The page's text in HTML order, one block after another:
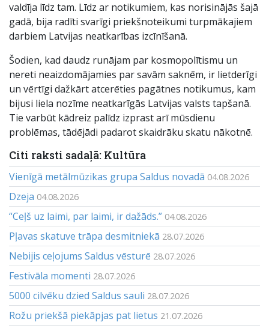
valdīja līdz tam. Līdz ar notikumiem, kas norisinājās šajā
gadā, bija radīti svarīgi priekšnoteikumi turpmākajiem
darbiem Latvijas neatkarības izcīnīšanā.
Šodien, kad daudz runājam par kosmopolītismu un
nereti neaizdomājamies par savām saknēm, ir lietderīgi
un vērtīgi dažkārt atcerēties pagātnes notikumus, kam
bijusi liela nozīme neatkarīgās Latvijas valsts tapšanā.
Tie varbūt kādreiz palīdz izprast arī mūsdienu
problēmas, tādējādi padarot skaidrāku skatu nākotnē.
Citi raksti sadaļā: Kultūra
Vienīgā metālmūzikas grupa Saldus novadā 04.08.2026
Dzeja 04.08.2026
“Ceļš uz laimi, par laimi, ir dažāds.” 04.08.2026
Pļavas skatuve trāpa desmitniekā 28.07.2026
Nebijis ceļojums Saldus vēsturē 28.07.2026
Festivāla momenti 28.07.2026
5000 cilvēku dzied Saldus sauli 28.07.2026
Rožu priekšā piekāpjas pat lietus 21.07.2026